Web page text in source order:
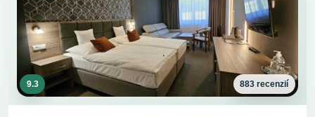
9.3 883 recenzií